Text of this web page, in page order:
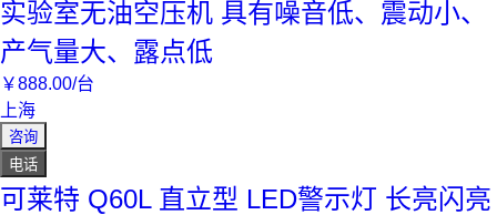
实验室无油空压机 具有噪音低、震动小、
产气量大、露点低
￥888.00/台
上海
咨询
电话
可莱特 Q60L 直立型 LED警示灯 长亮闪亮